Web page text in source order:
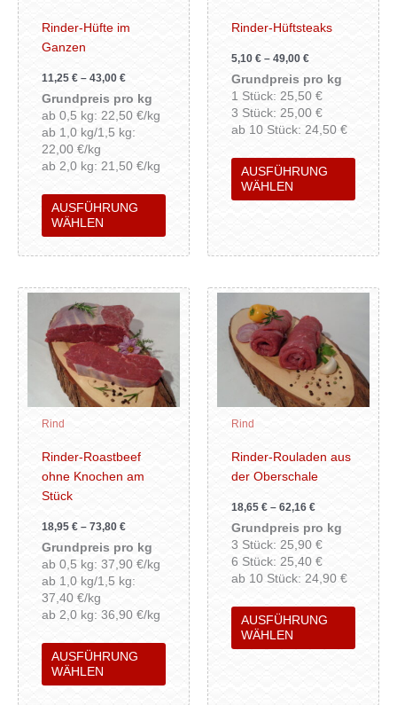
Rinder-Hüfte im
Ganzen
11,25€ –43,00€
Grundpreis pro kg
ab 0,5 kg: 22,50 €/kg
ab 1,0 kg/1,5 kg:
22,00 €/kg
ab 2,0 kg: 21,50 €/kg
AUSFÜHRUNG
WÄHLEN
Optionen
können
Produktseite
gewählt
werden
Rinder-Hüftsteaks
5,10€ –49,00€
Grundpreis pro kg
1 Stück: 25,50 €
3 Stück: 25,00 €
ab 10 Stück: 24,50 €
AUSFÜHRUNG
WÄHLEN
können
gewählt
werden
Rind
Rinder-Roastbeef
ohne Knochen am
Stück
18,95€ –73,80€
Grundpreis pro kg
ab 0,5 kg: 37,90 €/kg
ab 1,0 kg/1,5 kg:
37,40 €/kg
ab 2,0 kg: 36,90 €/kg
AUSFÜHRUNG
WÄHLEN
Dieses
Produkt
weist
mehrere
Varianten
auf.
Optionen
können
Produktseite
gewählt
werden
Rind
Rinder-Rouladen aus
der Oberschale
18,65€ –62,16€
Grundpreis pro kg
3 Stück: 25,90 €
6 Stück: 25,40 €
ab 10 Stück: 24,90 €
AUSFÜHRUNG
WÄHLEN
Dieses
Produkt
weist
auf.
können
gewählt
werden